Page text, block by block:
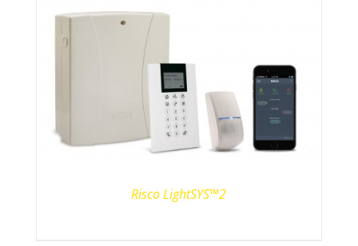
Risco LightSYS™2